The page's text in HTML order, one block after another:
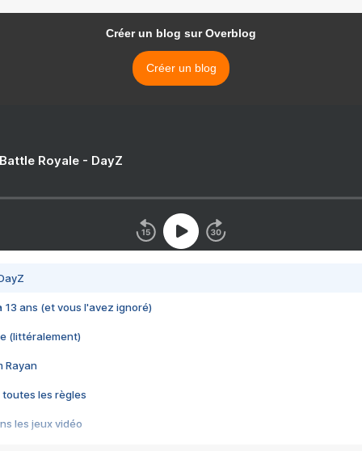
Créer un blog sur Overblog
Créer un blog
Royale - DayZ
13 ans (et vous l'avez ignoré)
(littéralement)
Rayan
toutes les règles
les jeux vidéo